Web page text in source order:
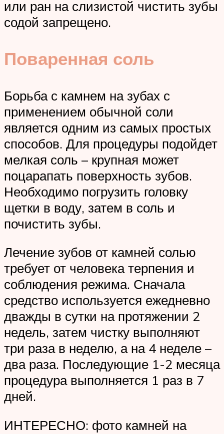
или ран на слизистой чистить зубы
содой запрещено.
Поваренная соль
Борьба с камнем на зубах с
применением обычной соли
является одним из самых простых
способов. Для процедуры подойдет
мелкая соль – крупная может
поцарапать поверхность зубов.
Необходимо погрузить головку
щетки в воду, затем в соль и
почистить зубы.
Лечение зубов от камней солью
требует от человека терпения и
соблюдения режима. Сначала
средство используется ежедневно
дважды в сутки на протяжении 2
недель, затем чистку выполняют
три раза в неделю, а на 4 неделе –
два раза. Последующие 1-2 месяца
процедура выполняется 1 раз в 7
дней.
ИНТЕРЕСНО: фото камней на